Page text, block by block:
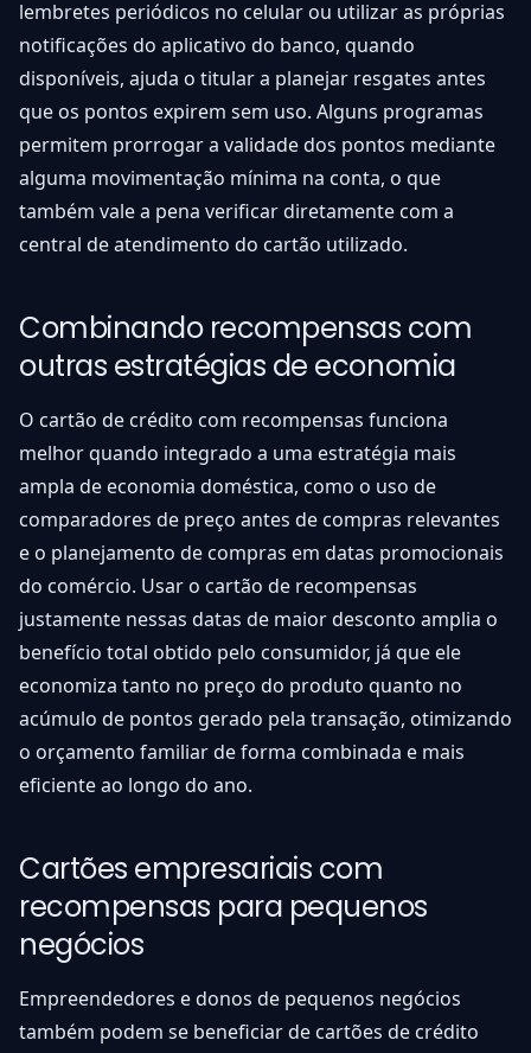
lembretes periódicos no celular ou utilizar as próprias
notificações do aplicativo do banco, quando
disponíveis, ajuda o titular a planejar resgates antes
que os pontos expirem sem uso. Alguns programas
permitem prorrogar a validade dos pontos mediante
alguma movimentação mínima na conta, o que
também vale a pena verificar diretamente com a
central de atendimento do cartão utilizado.
Combinando recompensas com
outras estratégias de economia
O cartão de crédito com recompensas funciona
melhor quando integrado a uma estratégia mais
ampla de economia doméstica, como o uso de
comparadores de preço antes de compras relevantes
e o planejamento de compras em datas promocionais
do comércio. Usar o cartão de recompensas
justamente nessas datas de maior desconto amplia o
benefício total obtido pelo consumidor, já que ele
economiza tanto no preço do produto quanto no
acúmulo de pontos gerado pela transação, otimizando
o orçamento familiar de forma combinada e mais
eficiente ao longo do ano.
Cartões empresariais com
recompensas para pequenos
negócios
Empreendedores e donos de pequenos negócios
também podem se beneficiar de cartões de crédito